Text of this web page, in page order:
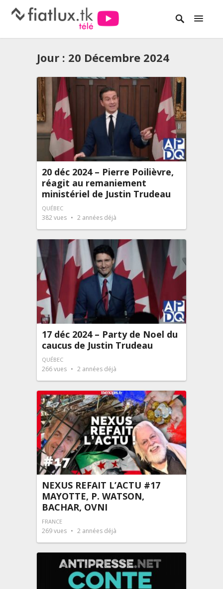
Jour : 20 Décembre 2024
20 déc 2024 – Pierre Poilièvre,
réagit au remaniement
ministériel de Justin Trudeau
QUÉBEC
382vues 2 années déjà
17 déc 2024 – Party de Noel du
caucus de Justin Trudeau
QUÉBEC
266vues 2 années déjà
NEXUS REFAIT L’ACTU #17
MAYOTTE, P. WATSON,
BACHAR, OVNI
FRANCE
269vues 2 années déjà